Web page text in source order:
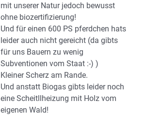
mit unserer Natur jedoch bewusst
ohne biozertifizierung!
Und für einen 600 PS pferdchen hats
leider auch nicht gereicht (da gibts
für uns Bauern zu wenig
Subventionen vom Staat :-) )
Kleiner Scherz am Rande.
Und anstatt Biogas gibts leider noch
eine Scheitllheizung mit Holz vom
eigenen Wald!